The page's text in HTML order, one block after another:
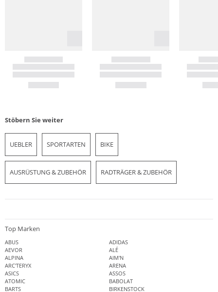
Stöbern Sie weiter
UEBLER SPORTARTEN BIKE
AUSRÜSTUNG & ZUBEHÖR RADTRÄGER & ZUBEHÖR
Top Marken
ABUS
ADIDAS
AEVOR
ALÉ
ALPINA
AIM'N
ARC'TERYX
ARENA
ASICS
ASSOS
ATOMIC
BABOLAT
BARTS
BIRKENSTOCK